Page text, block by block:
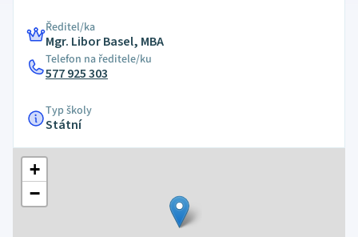
Ředitel/ka
Mgr. Libor Basel, MBA
Telefon na ředitele/ku
577 925 303
Typ školy
Státní
+
−